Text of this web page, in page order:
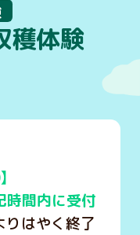
穫体験
時間内に受付
はやく終了